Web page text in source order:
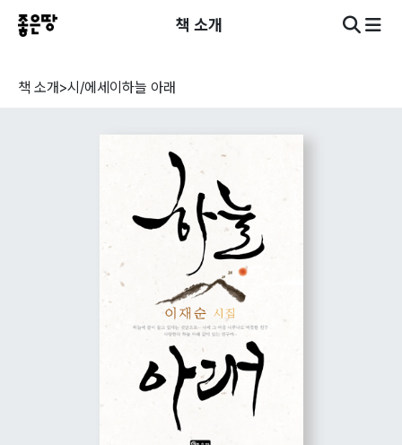
책 소개
책 소개>시/에세이 하늘 아래